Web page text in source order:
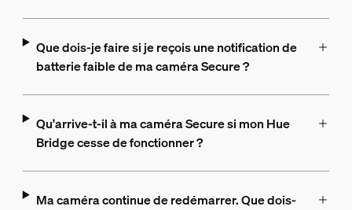
Que dois-je faire si je reçois une notification de
batterie faible de ma caméra Secure ?
Qu'arrive-t-il à ma caméra Secure si mon Hue
Bridge cesse de fonctionner ?
Ma caméra continue de redémarrer. Que dois-